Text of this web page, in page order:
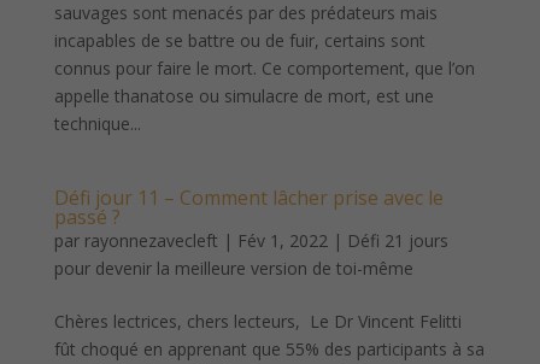
sauvages sont menacés par des prédateurs mais
incapables de se battre ou de fuir, certains sont
connus pour faire le mort. Ce comportement, que l’on
appelle thanatose ou simulacre de mort, est une
technique...
Défi jour 11 – Comment lâcher prise avec le
passé ?
par rayonnezavecleft | Fév 1, 2022| Défi 21 jours
pour devenir la meilleure version de toi-même
Chères lectrices, chers lecteurs, Le Dr Vincent Felitti
fût choqué en apprenant que 55% des participants à sa